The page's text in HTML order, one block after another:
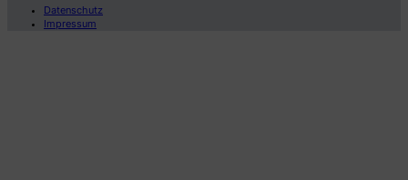
Datenschutz
Impressum